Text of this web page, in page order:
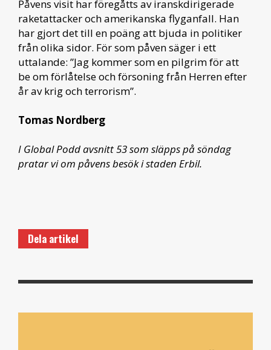
Påvens visit har föregåtts av iranskdirigerade
raketattacker och amerikanska flyganfall. Han
har gjort det till en poäng att bjuda in politiker
från olika sidor. För som påven säger i ett
uttalande: ”Jag kommer som en pilgrim för att
be om förlåtelse och försoning från Herren efter
år av krig och terrorism”.
Tomas Nordberg
I Global Podd avsnitt 53 som släpps på söndag
pratar vi om påvens besök i staden Erbil.
Dela artikel